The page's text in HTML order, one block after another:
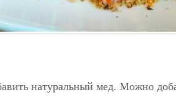
натуральный мед. Можно